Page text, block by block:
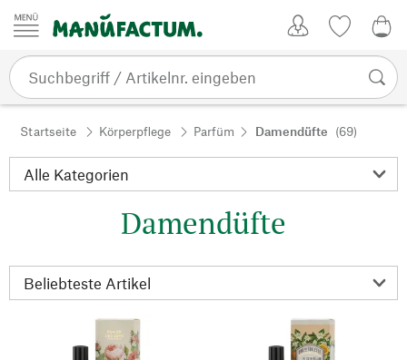
Zum Inhalt springen
Startseite Körperpflege Parfüm Damendüfte (69)
Damendüfte